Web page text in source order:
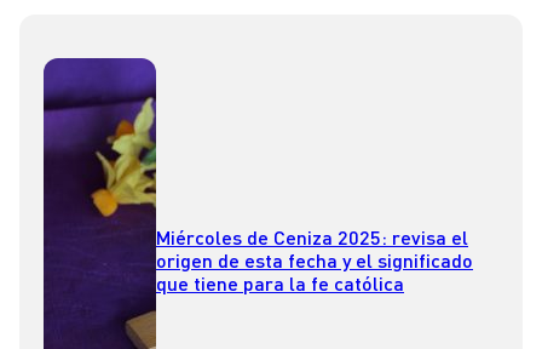
Miércoles de Ceniza 2025: revisa el
origen de esta fecha y el significado
que tiene para la fe católica